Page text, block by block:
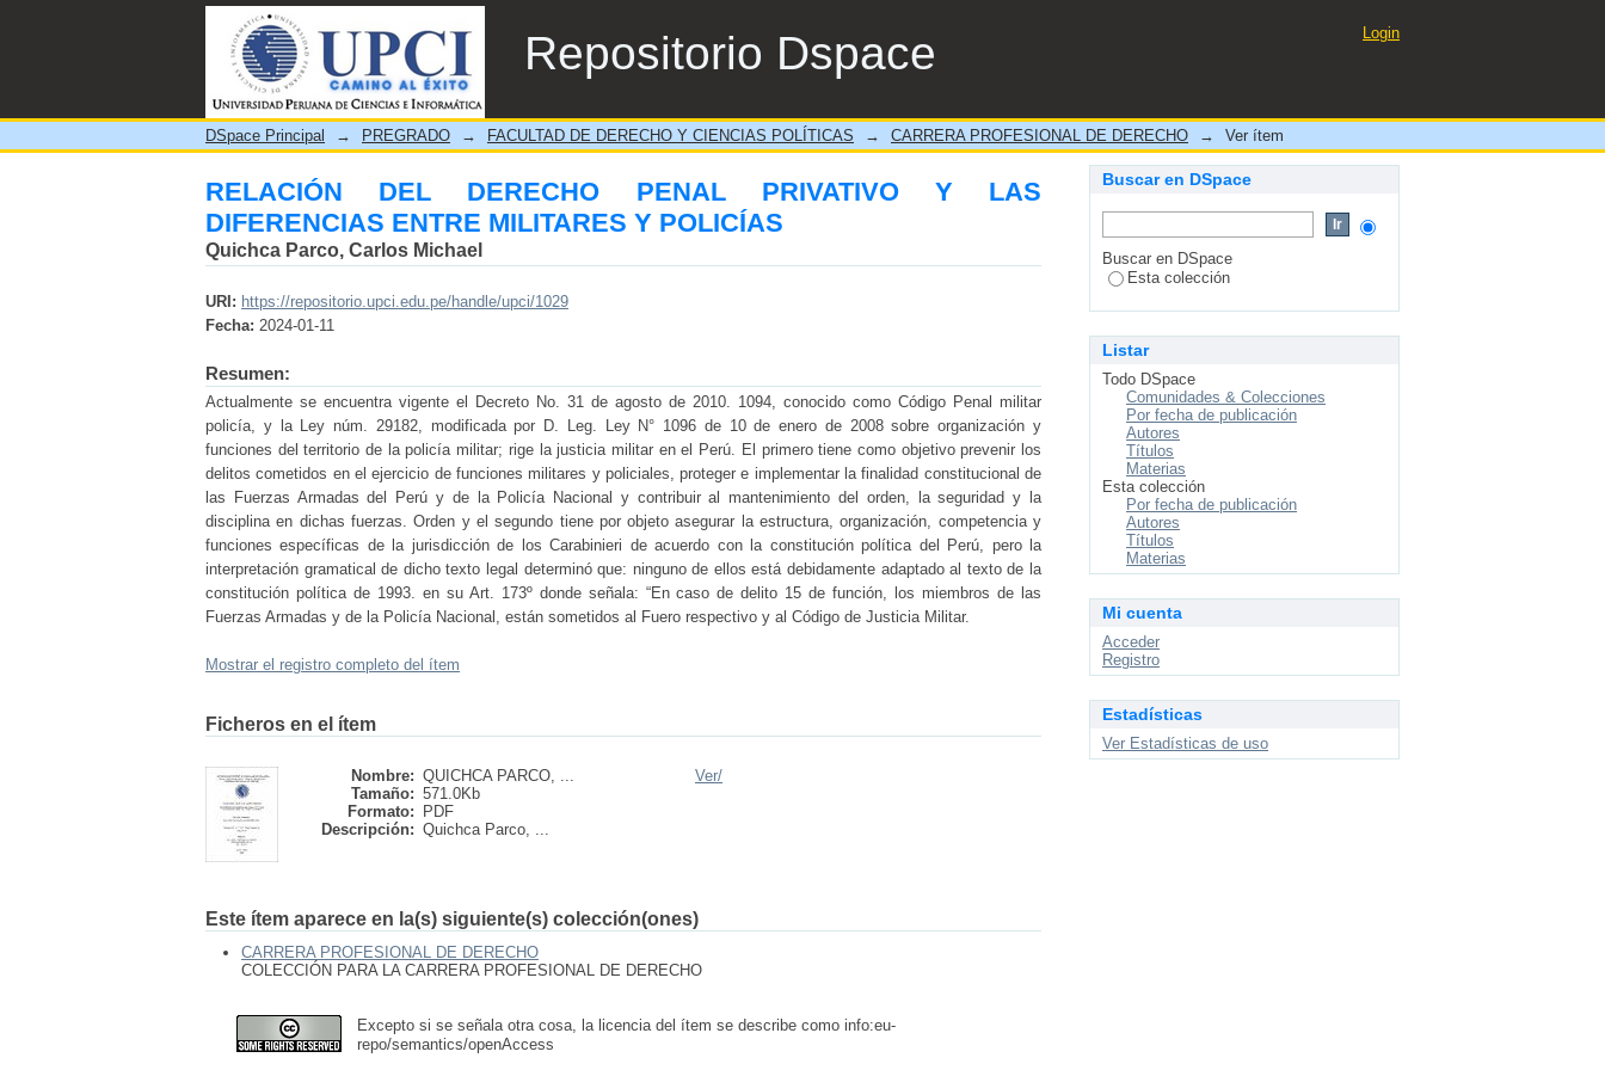
Repositorio Dspace
RELACIÓN DEL DERECHO PENAL PRIVATIVO Y LAS DIFERENCIAS ENTRE MILITARES Y
POLICÍAS
Login
DSpace Principal → PREGRADO → FACULTAD DE DERECHO Y CIENCIAS POLÍTICAS → CARRERA PROFESIONAL DE DERECHO → Ver ítem
RELACIÓN DEL DERECHO PENAL PRIVATIVO Y LAS
DIFERENCIAS ENTRE MILITARES Y POLICÍAS
Quichca Parco, Carlos Michael
URI: https://repositorio.upci.edu.pe/handle/upci/1029
Fecha: 2024-01-11
Resumen:
Actualmente se encuentra vigente el Decreto No. 31 de agosto de 2010. 1094, conocido como Código Penal militar
policía, y la Ley núm. 29182, modificada por D. Leg. Ley N° 1096 de 10 de enero de 2008 sobre organización y
funciones del territorio de la policía militar; rige la justicia militar en el Perú. El primero tiene como objetivo prevenir los
delitos cometidos en el ejercicio de funciones militares y policiales, proteger e implementar la finalidad constitucional de
las Fuerzas Armadas del Perú y de la Policía Nacional y contribuir al mantenimiento del orden, la seguridad y la
disciplina en dichas fuerzas. Orden y el segundo tiene por objeto asegurar la estructura, organización, competencia y
funciones específicas de la jurisdicción de los Carabinieri de acuerdo con la constitución política del Perú, pero la
interpretación gramatical de dicho texto legal determinó que: ninguno de ellos está debidamente adaptado al texto de la
constitución política de 1993. en su Art. 173º donde señala: “En caso de delito 15 de función, los miembros de las
Fuerzas Armadas y de la Policía Nacional, están sometidos al Fuero respectivo y al Código de Justicia Militar.
Mostrar el registro completo del ítem
Ficheros en el ítem
Nombre: QUICHCA PARCO, ...
Tamaño: 571.0Kb
Formato:
PDF
Descripción: Quichca Parco, ...
Ver/
Este ítem aparece en la(s) siguiente(s) colección(ones)
CARRERA PROFESIONAL DE DERECHO
COLECCIÓN PARA LA CARRERA PROFESIONAL DE DERECHO
Excepto si se señala otra cosa, la licencia del ítem se describe como info:eu-
repo/semantics/openAccess
Buscar en DSpace
Buscar en DSpace
Esta colección
Listar
Todo DSpace
Comunidades & Colecciones
Por fecha de publicación
Autores
Títulos
Materias
Esta colección
Por fecha de publicación
Autores
Títulos
Materias
Mi cuenta
Acceder
Registro
Estadísticas
Ver Estadísticas de uso